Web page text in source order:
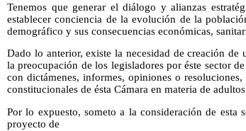
Tenemos que generar el diálogo y alianzas
establecer conciencia de la evolución de la
demográfico y sus consecuencias económicas,
Dado lo anterior, existe la necesidad de creación
la preocupación de los legisladores por éste sector
con dictámenes, informes, opiniones o
constitucionales de ésta Cámara en materia de
Por lo expuesto, someto a la consideración de
proyecto de